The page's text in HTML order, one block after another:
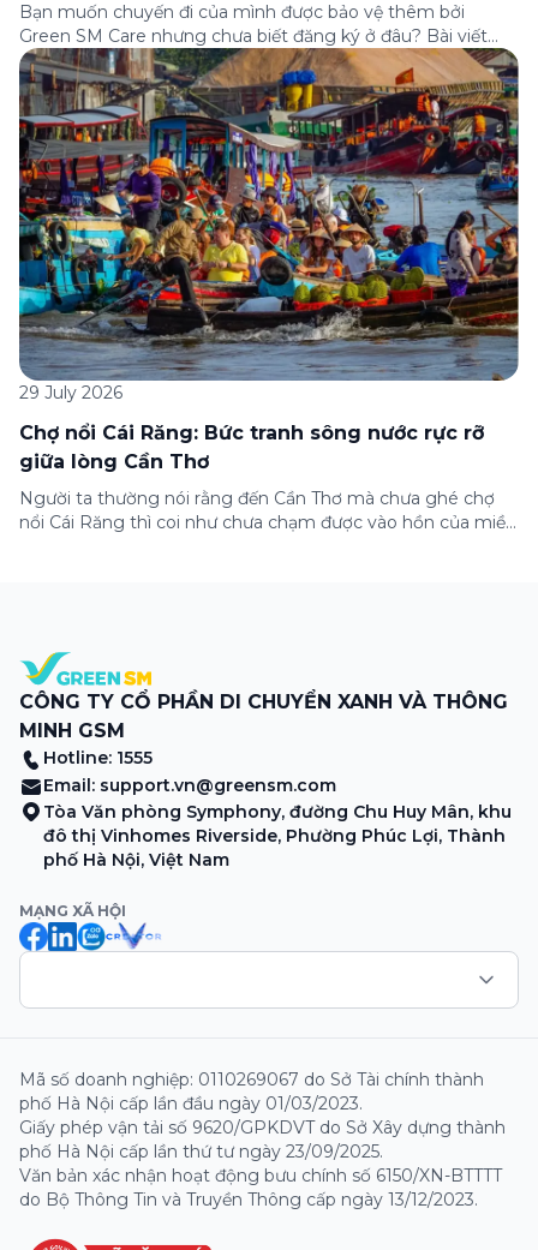
Bạn muốn chuyến đi của mình được bảo vệ thêm bởi
Green SM Care nhưng chưa biết đăng ký ở đâu? Bài viết
dưới đây sẽ hướng dẫn chi tiết cách tham gia (và hủy tham
gia) gói bảo hiểm này ngay trên ứng dụng Green SM, cùng
những lưu ý quan trọng trước khi […]
29 July 2026
Chợ nổi Cái Răng: Bức tranh sông nước rực rỡ
giữa lòng Cần Thơ
Người ta thường nói rằng đến Cần Thơ mà chưa ghé chợ
nổi Cái Răng thì coi như chưa chạm được vào hồn của miền
CÔNG TY CỔ PHẦN DI CHUYỂN XANH VÀ THÔNG
MINH GSM
Hotline: 1555
Email: support.vn@greensm.com
Tòa Văn phòng Symphony, đường Chu Huy Mân, khu
đô thị Vinhomes Riverside, Phường Phúc Lợi, Thành
phố Hà Nội, Việt Nam
MẠNG XÃ HỘI
Mã số doanh nghiệp: 0110269067 do Sở Tài chính thành
phố Hà Nội cấp lần đầu ngày 01/03/2023.
Giấy phép vận tải số 9620/GPKDVT do Sở Xây dựng thành
phố Hà Nội cấp lần thứ tư ngày 23/09/2025.
Văn bản xác nhận hoạt động bưu chính số 6150/XN-BTTTT
do Bộ Thông Tin và Truyền Thông cấp ngày 13/12/2023.